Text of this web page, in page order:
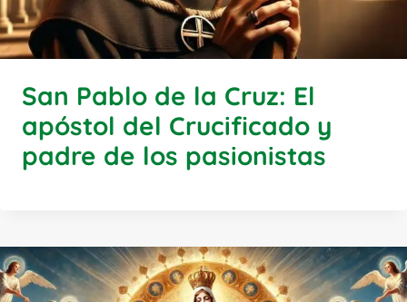
San Pablo de la Cruz: El
apóstol del Crucificado y
padre de los pasionistas